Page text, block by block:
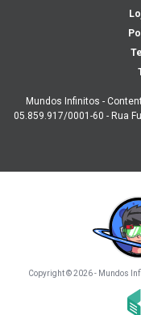
Mundos Infinitos -
05.859.917/0001-60 - Rua
Copyright © 2026 - Mundos